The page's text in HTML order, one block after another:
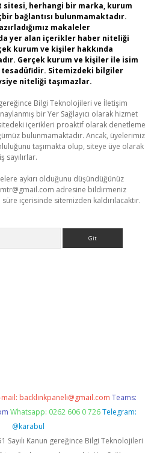
sitesi, herhangi bir marka, kurum
bağlantısı bulunmamaktadır.
makaleler
yer alan içerikler haber niteliği
kurum ve kişiler hakkında
Gerçek kurum ve kişiler ile isim
Sitemizdeki bilgiler
niteliği taşımazlar.
gereğince Bilgi Teknolojileri ve İletişim
bir Yer Sağlayıcı olarak hizmet
içerikleri proaktif olarak denetleme
bulunmamaktadır. Ancak, üyelerimiz
taşımakta olup, siteye üye olarak
sayılırlar.
aykırı olduğunu düşündüğünüz
adresine bildirmeniz
içerisinde sitemizden kaldırılacaktır.
mail: backlinkpaneli@gmail.com Teams:
Whatsapp: 0262 606 0 726 Telegram:
@karabul
Sayılı Kanun gereğince Bilgi Teknolojileri